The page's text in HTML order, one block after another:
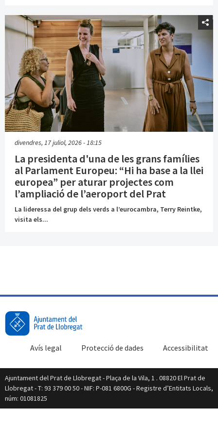
divendres, 17 juliol, 2026 - 18:15
La presidenta d'una de les grans famílies
al Parlament Europeu: “Hi ha base a la llei
europea” per aturar projectes com
l’ampliació de l’aeroport del Prat
La lideressa del grup dels verds a l’eurocambra, Terry Reintke,
visita els...
Accessibilitat
Protecció de dades
Avís legal
Ajuntament del Prat de Llobregat - Plaça de la Vila, 1 . 08820 El Prat de
Llobregat - T: 93 379 00 50 - NIF: P-081 6800G - Registre d’Entitats Locals,
núm: 01081825